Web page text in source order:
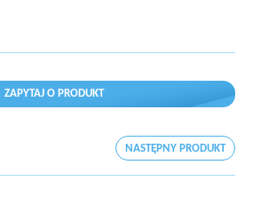
ZAPYTAJ O PRODUKT
NASTĘPNY PRODUKT